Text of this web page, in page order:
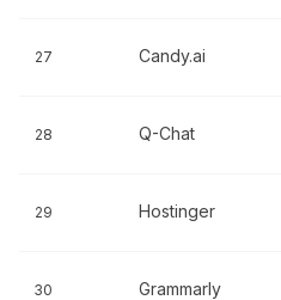
27 Candy.ai
28 Q-Chat
29 Hostinger
30 Grammarly